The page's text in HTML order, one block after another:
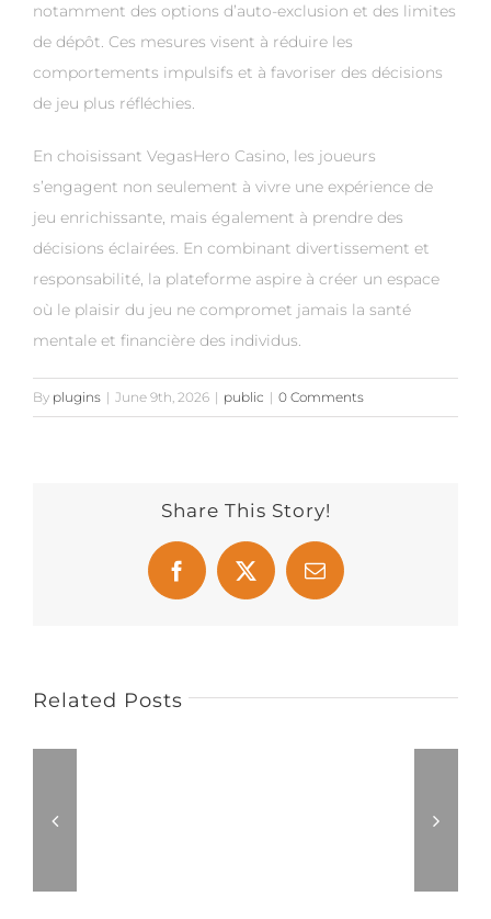
notamment des options d’auto-exclusion et des limites
de dépôt. Ces mesures visent à réduire les
comportements impulsifs et à favoriser des décisions
de jeu plus réfléchies.
En choisissant VegasHero Casino, les joueurs
s’engagent non seulement à vivre une expérience de
jeu enrichissante, mais également à prendre des
décisions éclairées. En combinant divertissement et
responsabilité, la plateforme aspire à créer un espace
où le plaisir du jeu ne compromet jamais la santé
mentale et financière des individus.
By plugins | June 9th, 2026 | public | 0 Comments
Share This Story!
Facebook
X Email
Related Posts